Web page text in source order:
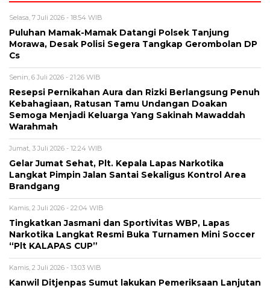
Selasa, 7 Juli 2026 - 18:54 WIB
Puluhan Mamak-Mamak Datangi Polsek Tanjung
Morawa, Desak Polisi Segera Tangkap Gerombolan DP
Cs
Senin, 6 Juli 2026 - 21:26 WIB
Resepsi Pernikahan Aura dan Rizki Berlangsung Penuh
Kebahagiaan, Ratusan Tamu Undangan Doakan
Semoga Menjadi Keluarga Yang Sakinah Mawaddah
Warahmah
Jumat, 3 Juli 2026 - 12:24 WIB
Gelar Jumat Sehat, Plt. Kepala Lapas Narkotika
Langkat Pimpin Jalan Santai Sekaligus Kontrol Area
Brandgang
Kamis, 2 Juli 2026 - 22:04 WIB
Tingkatkan Jasmani dan Sportivitas WBP, Lapas
Narkotika Langkat Resmi Buka Turnamen Mini Soccer
“Plt KALAPAS CUP”
Kamis, 2 Juli 2026 - 13:03 WIB
Kanwil Ditjenpas Sumut lakukan Pemeriksaan Lanjutan